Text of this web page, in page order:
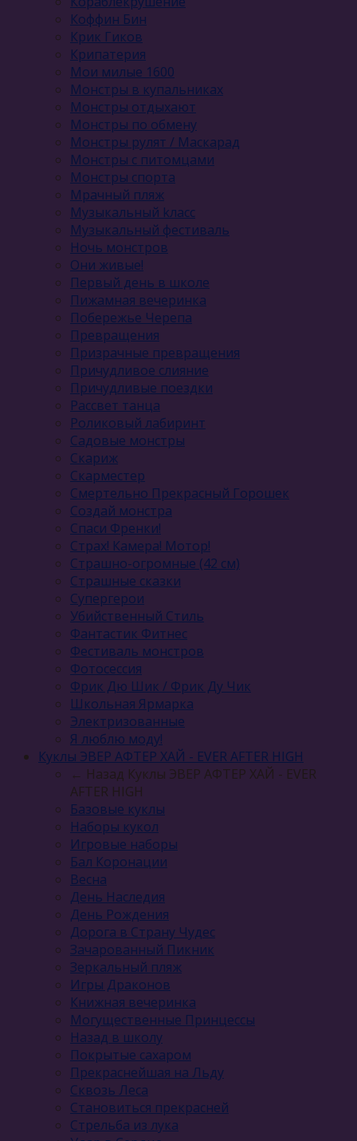
Коффин Бин
Крик Гиков
Крипатерия
Мои милые 1600
Монстры в купальниках
Монстры отдыхают
Монстры по обмену
Монстры рулят / Маскарад
Монстры с питомцами
Монстры спорта
Мрачный пляж
Музыкальный kласс
Музыкальный фестиваль
Ночь монстров
Они живые!
Первый день в школе
Пижамная вечеринка
Побережье Черепа
Превращения
Призрачные превращения
Причудливое слияние
Причудливые поездки
Рассвет танца
Роликовый лабиринт
Садовые монстры
Скариж
Скарместер
Смертельно Прекрасный Горошек
Создай монстра
Спаси Френки!
Страх! Камера! Мотор!
Страшно-огромные (42 см)
Страшные сказки
Супергерои
Убийственный Стиль
Фантастик Фитнес
Фестиваль монстров
Фотосессия
Фрик Дю Шик / Фрик Ду Чик
Школьная Ярмарка
Электризованные
Я люблю моду!
Куклы ЭВЕР АФТЕР ХАЙ - EVER AFTER HIGH
← Назад Куклы ЭВЕР АФТЕР ХАЙ - EVER
AFTER HIGH
Базовые куклы
Наборы кукол
Игровые наборы
Бал Коронации
Весна
День Наследия
День Рождения
Дорога в Страну Чудес
Зачарованный Пикник
Зеркальный пляж
Игры Драконов
Книжная вечеринка
Могущественные Принцессы
Назад в школу
Покрытые сахаром
Прекраснейшая на Льду
Сквозь Леса
Становиться прекрасней
Стрельба из лука